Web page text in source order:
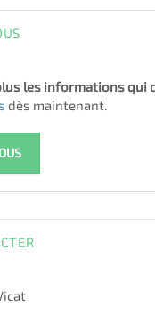
les informations qui
dès maintenant.